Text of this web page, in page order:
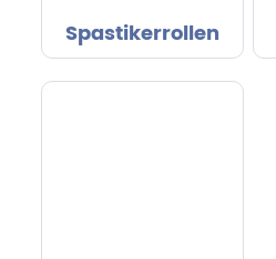
Spastikerrollen